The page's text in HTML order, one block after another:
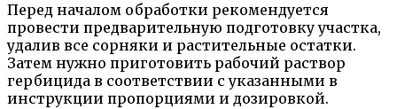
Перед началом обработки рекомендуется
провести предварительную подготовку участка,
удалив все сорняки и растительные остатки.
Затем нужно приготовить рабочий раствор
гербицида в соответствии с указанными в
инструкции пропорциями и дозировкой.